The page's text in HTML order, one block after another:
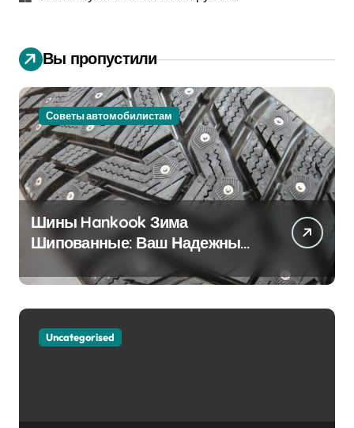
Вы пропустили
Советы автомобилистам
Шины Hankook Зима
Шипованные: Ваш Надежный
Партнёр на Снежных Дорогах
Uncategorised